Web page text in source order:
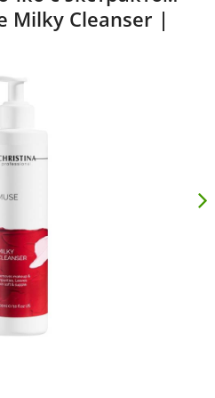
Milky Cleanser |